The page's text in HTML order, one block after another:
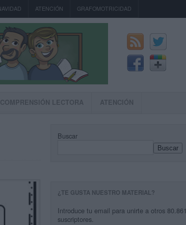
ATENCIÓN GRAFOMOTRICIDAD
COMPRENSIÓN LECTORA ATENCIÓN
Buscar
Buscar
¿TE GUSTA NUESTRO MATERIAL?
Introduce tu email para unirte a otros 80.861
suscriptores.